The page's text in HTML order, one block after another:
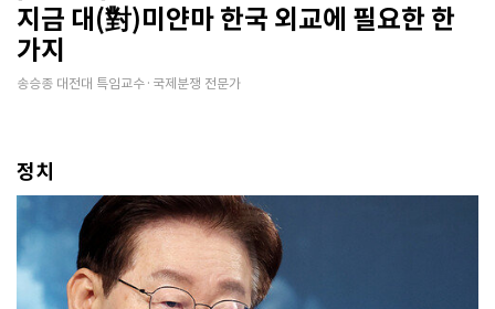
지금 대(對)미얀마 한국 외교에 필요한 한
가지
송승종 대전대 특임교수·국제분쟁 전문가
정치